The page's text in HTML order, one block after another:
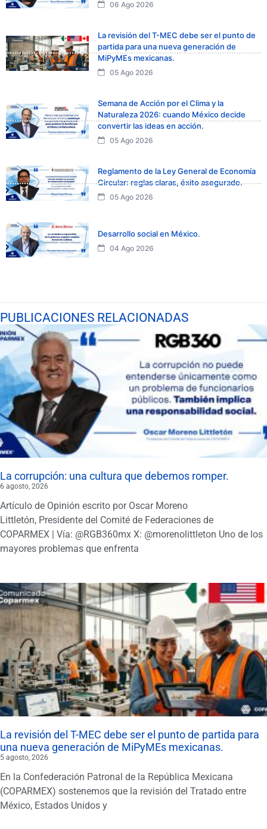
06 Ago 2026
La revisión del T-MEC debe ser el punto de
partida para una nueva generación de
MiPyMEs mexicanas.
05 Ago 2026
Semana de Acción por el Clima y la
Naturaleza 2026: cuando México decide
convertir las ideas en acción.
05 Ago 2026
Reglamento de la Ley General de Economía
Circular: reglas claras, éxito asegurado.
05 Ago 2026
Desarrollo social en México.
04 Ago 2026
PUBLICACIONES RELACIONADAS
La corrupción: una cultura que debemos romper.
6 agosto, 2026
Artículo de Opinión escrito por Oscar Moreno
Littletón, Presidente del Comité de Federaciones de
COPARMEX | Vía: @RGB360mx X: @morenolittleton Uno de los
mayores problemas que enfrenta
La revisión del T-MEC debe ser el punto de partida para
una nueva generación de MiPyMEs mexicanas.
5 agosto, 2026
En la Confederación Patronal de la República Mexicana
(COPARMEX) sostenemos que la revisión del Tratado entre
México, Estados Unidos y